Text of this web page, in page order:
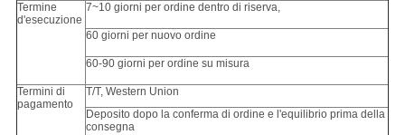
Termine
d'esecuzione
7~10 giorni per ordine dentro di riserva,
60 giorni per nuovo ordine
60-90 giorni per ordine su misura
Termini di
pagamento
T/T, Western Union
Deposito dopo la conferma di ordine e l'equilibrio prima della
consegna